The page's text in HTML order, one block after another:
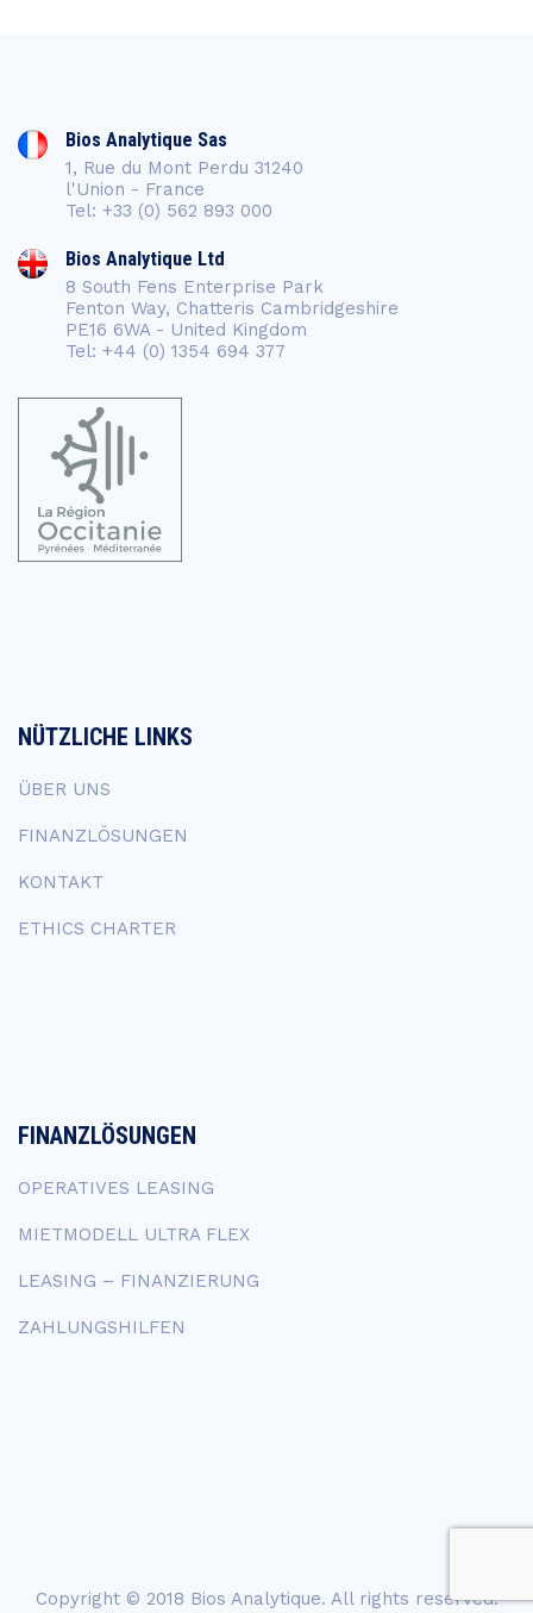
Bios Analytique Sas
1, Rue du Mont Perdu 31240
l'Union - France
Tel: +33 (0) 562 893 000
Bios Analytique Ltd
8 South Fens Enterprise Park
Fenton Way, Chatteris Cambridgeshire
PE16 6WA - United Kingdom
Tel: +44 (0) 1354 694 377
NÜTZLICHE LINKS
ÜBER UNS
FINANZLÖSUNGEN
KONTAKT
ETHICS CHARTER
FINANZLÖSUNGEN
OPERATIVES LEASING
MIETMODELL ULTRA FLEX
LEASING – FINANZIERUNG
ZAHLUNGSHILFEN
Copyright © 2018 Bios Analytique. All rights reserved.